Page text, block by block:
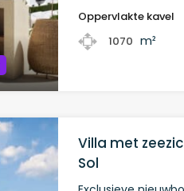
Oppervlakte kavel
1070 m²
Villa met
Sol